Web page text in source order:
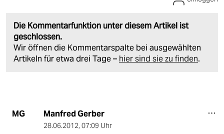
Die Kommentarfunktion unter diesem Artikel ist
geschlossen.
Wir öffnen die Kommentarspalte bei ausgewählten
Artikeln für etwa drei Tage – hier sind sie zu finden.
MG Manfred Gerber
28.06.2012, 07:09 Uhr